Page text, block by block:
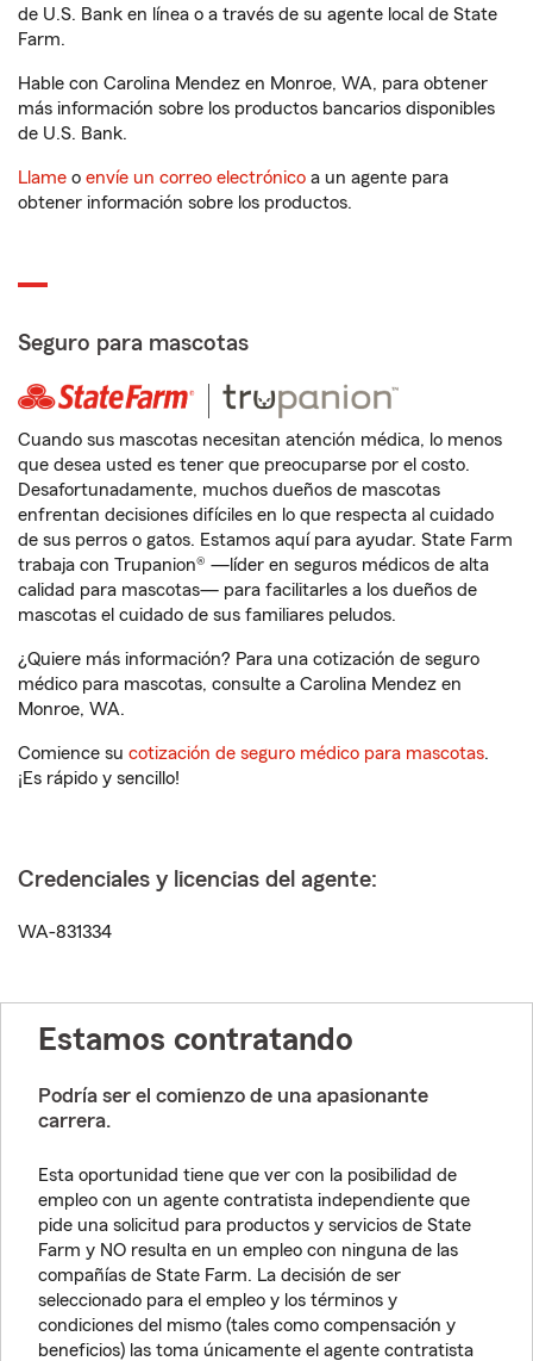
de U.S. Bank en línea o a través de su agente local de State
Farm.
Hable con Carolina Mendez en Monroe, WA, para obtener
más información sobre los productos bancarios disponibles
de U.S. Bank.
Llame o envíe un correo electrónico a un agente para
obtener información sobre los productos.
Seguro para mascotas
Cuando sus mascotas necesitan atención médica, lo menos
que desea usted es tener que preocuparse por el costo.
Desafortunadamente, muchos dueños de mascotas
enfrentan decisiones difíciles en lo que respecta al cuidado
de sus perros o gatos. Estamos aquí para ayudar. State Farm
trabaja con Trupanion® —líder en seguros médicos de alta
calidad para mascotas— para facilitarles a los dueños de
mascotas el cuidado de sus familiares peludos.
¿Quiere más información? Para una cotización de seguro
médico para mascotas, consulte a Carolina Mendez en
Monroe, WA.
Comience su cotización de seguro médico para mascotas.
¡Es rápido y sencillo!
Credenciales y licencias del agente:
WA-831334
Estamos contratando
Podría ser el comienzo de una apasionante
carrera.
Esta oportunidad tiene que ver con la posibilidad de
empleo con un agente contratista independiente que
pide una solicitud para productos y servicios de State
Farm y NO resulta en un empleo con ninguna de las
compañías de State Farm. La decisión de ser
seleccionado para el empleo y los términos y
condiciones del mismo (tales como compensación y
beneficios) las toma únicamente el agente contratista